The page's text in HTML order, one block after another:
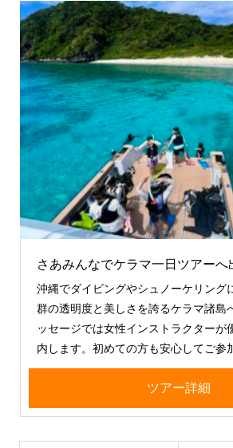
さあみんなでケラマ一日ツアーへ
沖縄でダイビングやシュノーケリング
群の透明度と美しさを誇るケラマ諸島
ッセージでは女性インストラクターが
内します。初めての方も安心してご参
ツアー詳細